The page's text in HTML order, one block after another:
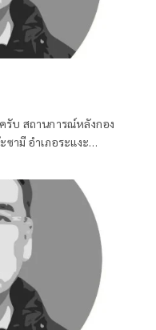
บ สถานการณ์หลังกอง
ซามี อำเภอระแงะ